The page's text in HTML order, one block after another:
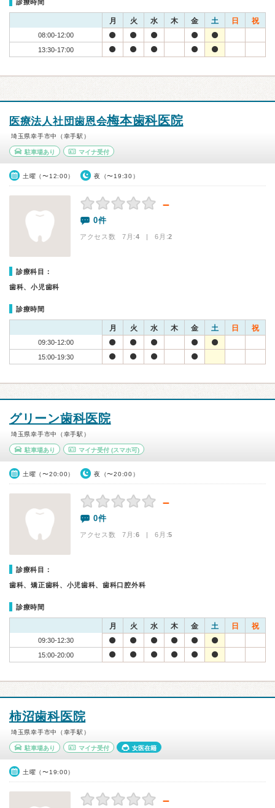
診療時間
月 火 水 木 金 土 日 祝
08:00-12:00
13:30-17:00
医療法人社団歯恩会梅本歯科医院
埼玉県幸手市中（幸手駅）
駐車場あり マイナ受付
土曜（〜12:00） 夜（〜19:30）
－
0件
アクセス数 7月:4 | 6月:2
診療科目：
歯科、小児歯科
診療時間
月 火 水 木 金 土 日 祝
09:30-12:00
15:00-19:30
グリーン歯科医院
埼玉県幸手市中（幸手駅）
駐車場あり マイナ受付(スマホ可)
土曜（〜20:00） 夜（〜20:00）
－
0件
アクセス数 7月:6 | 6月:5
診療科目：
歯科、矯正歯科、小児歯科、歯科口腔外科
診療時間
月 火 水 木 金 土 日 祝
09:30-12:30
15:00-20:00
柿沼歯科医院
埼玉県幸手市中（幸手駅）
駐車場あり マイナ受付 女医在籍
土曜（〜19:00）
－